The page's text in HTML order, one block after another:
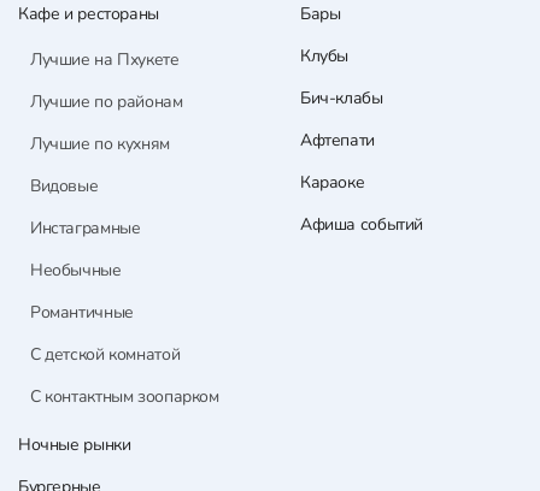
Кафе и рестораны
Лучшие на Пхукете
Лучшие по районам
Лучшие по кухням
Видовые
Инстаграмные
Необычные
Романтичные
С детской комнатой
С контактным зоопарком
Ночные рынки
Бары
Клубы
Бич-клабы
Афтепати
Караоке
Афиша событий